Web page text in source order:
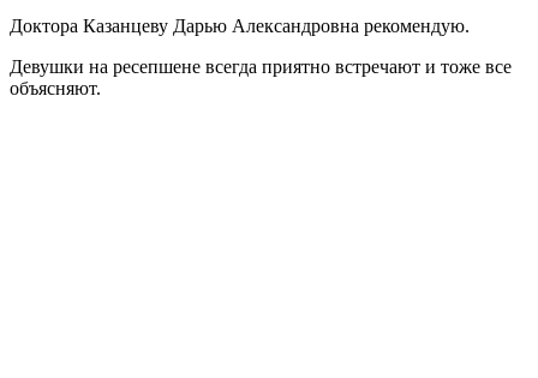
Доктора Казанцеву Дарью Александровна рекомендую.
Девушки на ресепшене всегда приятно встречают и тоже все
объясняют.